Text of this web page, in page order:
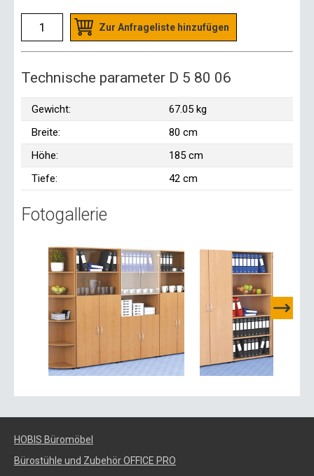
Zur Anfrageliste hinzufügen
Technische parameter D 5 80 06
Gewicht:
67.05 kg
Breite:
80 cm
Höhe:
185 cm
Tiefe:
42 cm
Fotogallerie
HOBIS Büromöbel
Bürostühle und Zubehör OFFICE PRO